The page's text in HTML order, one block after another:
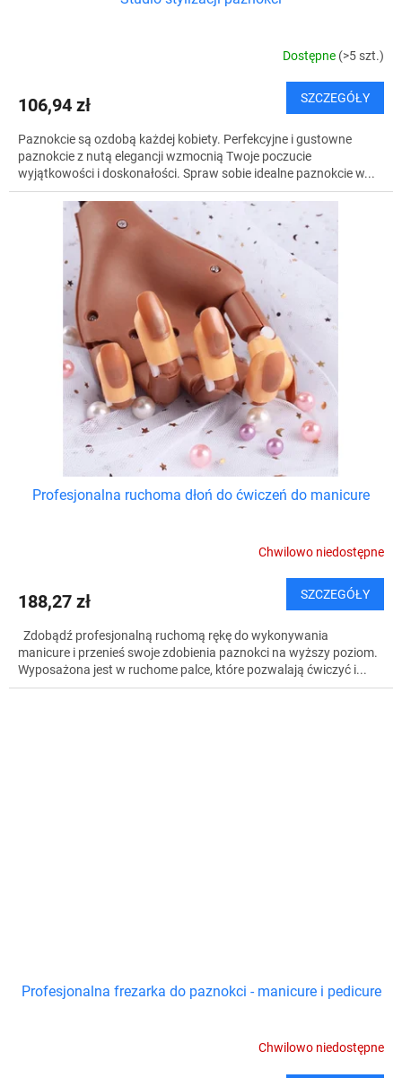
Dostępne (>5 szt.)
106,94 zł SZCZEGÓŁY
Paznokcie są ozdobą każdej kobiety. Perfekcyjne i gustowne
paznokcie z nutą elegancji wzmocnią Twoje poczucie
wyjątkowości i doskonałości. Spraw sobie idealne paznokcie w...
Profesjonalna ruchoma dłoń do ćwiczeń do manicure
Chwilowo niedostępne
188,27 zł SZCZEGÓŁY
Zdobądź profesjonalną ruchomą rękę do wykonywania
manicure i przenieś swoje zdobienia paznokci na wyższy poziom.
Wyposażona jest w ruchome palce, które pozwalają ćwiczyć i...
Profesjonalna frezarka do paznokci - manicure i pedicure
Chwilowo niedostępne